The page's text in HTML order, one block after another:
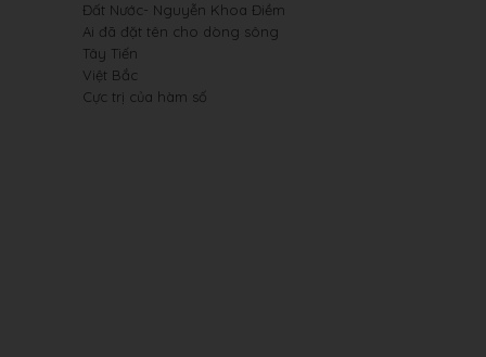
Đất Nước- Nguyễn Khoa Điềm
Ai đã đặt tên cho dòng sông
Tây Tiến
Việt Bắc
Cực trị của hàm số